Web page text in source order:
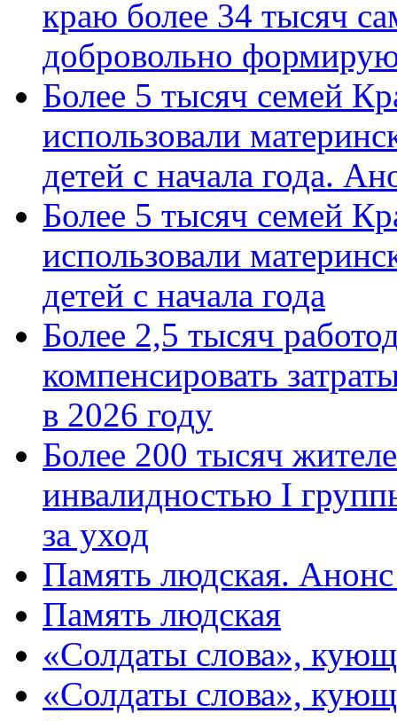
краю более 34 тысяч
добровольно
Более 5 тысяч семей
использовали
детей с начала года.
Более 5 тысяч семей
использовали
детей с начала года
Более 2,5 тысяч
компенсировать
в 2026 году
Более 200 тысяч
инвалидностью I
за уход
Память людская.
Память людская
«Солдаты слова»,
«Солдаты слова»,